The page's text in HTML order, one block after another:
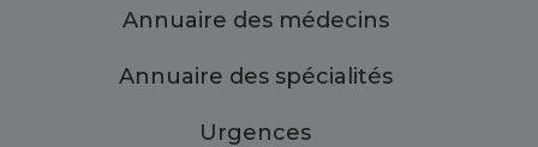
Annuaire des médecins
Annuaire des spécialités
Urgences